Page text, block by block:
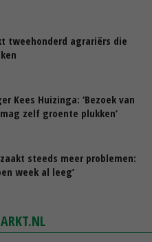
tweehonderd agrariërs die
Kees Huizinga: ‘Bezoek van
zelf groente plukken’
steeds meer problemen:
week al leeg’